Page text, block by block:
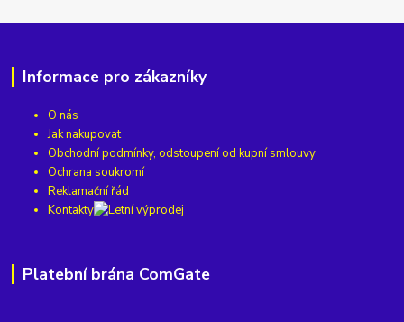
Informace pro zákazníky
O nás
Jak nakupovat
Obchodní podmínky, odstoupení od kupní smlouvy
Ochrana soukromí
Reklamační řád
Kontakty
Platební brána ComGate